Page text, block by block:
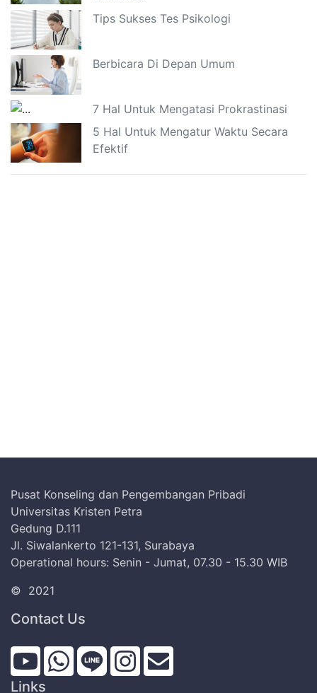
Tips Sukses Tes Psikologi
Berbicara Di Depan Umum
7 Hal Untuk Mengatasi Prokrastinasi
5 Hal Untuk Mengatur Waktu Secara
Efektif
Pusat Konseling dan Pengembangan Pribadi
Universitas Kristen Petra
Gedung D.111
Jl. Siwalankerto 121-131, Surabaya
Operational hours: Senin - Jumat, 07.30 - 15.30 WIB
© 2021
Contact Us
Links